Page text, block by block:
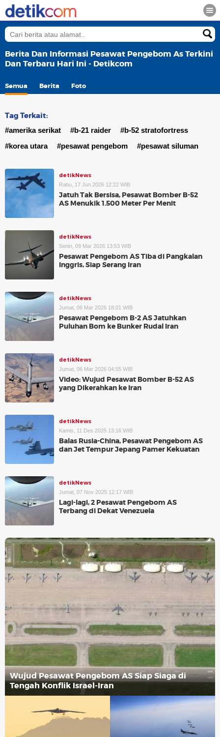
Berita Dan Informasi Pesawat Pengebom As Terkini
Dan Terbaru Hari Ini - Detikcom
Semua Berita Foto
Tag Terkait:
#amerika serikat #b-21 raider
#b-52 stratofortress
#korea utara
#pesawat pengebom #pesawat siluman
detikNews
Rabu, 17 Jun 2026 12:22 WIB
Jatuh Tak Bersisa, Pesawat Bomber B-52
AS Menukik 1.500 Meter Per Menit
detikNews
Senin, 09 Mar 2026 13:53 WIB
Pesawat Pengebom AS Tiba di Pangkalan
Inggris, Siap Serang Iran
detikNews
Jumat, 06 Mar 2026 18:01 WIB
Pesawat Pengebom B-2 AS Jatuhkan
Puluhan Bom ke Bunker Rudal Iran
detikNews
Jumat, 06 Mar 2026 04:55 WIB
Video: Wujud Pesawat Bomber B-52 AS
yang Dikerahkan ke Iran
detikNews
Kamis, 11 Des 2025 13:16 WIB
Balas Rusia-China, Pesawat Pengebom AS
dan Jet Tempur Jepang Pamer Kekuatan
detikNews
Jumat, 07 Nov 2025 12:17 WIB
Lagi-lagi, 2 Pesawat Pengebom AS
Terbang di Dekat Venezuela
Wujud Pesawat Pengebom AS Siap Siaga di
Tengah Konflik Israel-Iran